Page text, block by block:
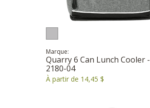
Marque:
Quarry 6 Can Lunch Cooler -
2180-04
À partir de 14,45 $